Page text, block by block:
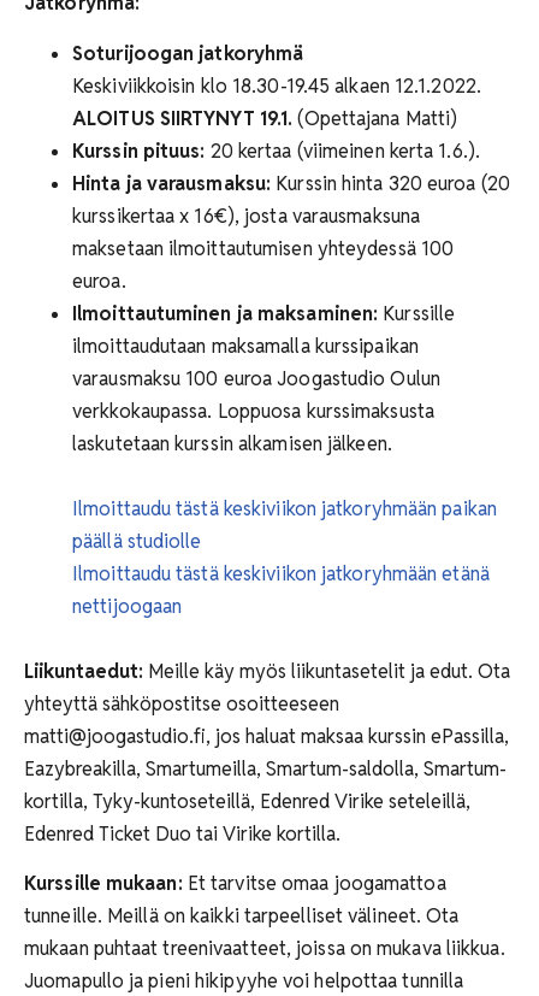
Soturijoogan jatkoryhmä
Keskiviikkoisin klo 18.30-19.45 alkaen 12.1.2022.
ALOITUS SIIRTYNYT 19.1. (Opettajana Matti)
Kurssin pituus: 20 kertaa (viimeinen kerta 1.6.).
Hinta ja varausmaksu: Kurssin hinta 320 euroa (20
kurssikertaa x 16€), josta varausmaksuna
maksetaan ilmoittautumisen yhteydessä 100
euroa.
Ilmoittautuminen ja maksaminen: Kurssille
ilmoittaudutaan maksamalla kurssipaikan
varausmaksu 100 euroa Joogastudio Oulun
verkkokaupassa. Loppuosa kurssimaksusta
laskutetaan kurssin alkamisen jälkeen.
Ilmoittaudu tästä keskiviikon jatkoryhmään paikan
päällä studiolle
Ilmoittaudu tästä keskiviikon jatkoryhmään etänä
nettijoogaan
Liikuntaedut: Meille käy myös liikuntasetelit ja edut. Ota
yhteyttä sähköpostitse osoitteeseen
matti@joogastudio.fi, jos haluat maksaa kurssin ePassilla,
Eazybreakilla, Smartumeilla, Smartum-saldolla, Smartum-
kortilla, Tyky-kuntoseteillä, Edenred Virike seteleillä,
Edenred Ticket Duo tai Virike kortilla.
Kurssille mukaan: Et tarvitse omaa joogamattoa
tunneille. Meillä on kaikki tarpeelliset välineet. Ota
mukaan puhtaat treenivaatteet, joissa on mukava liikkua.
Juomapullo ja pieni hikipyyhe voi helpottaa tunnilla